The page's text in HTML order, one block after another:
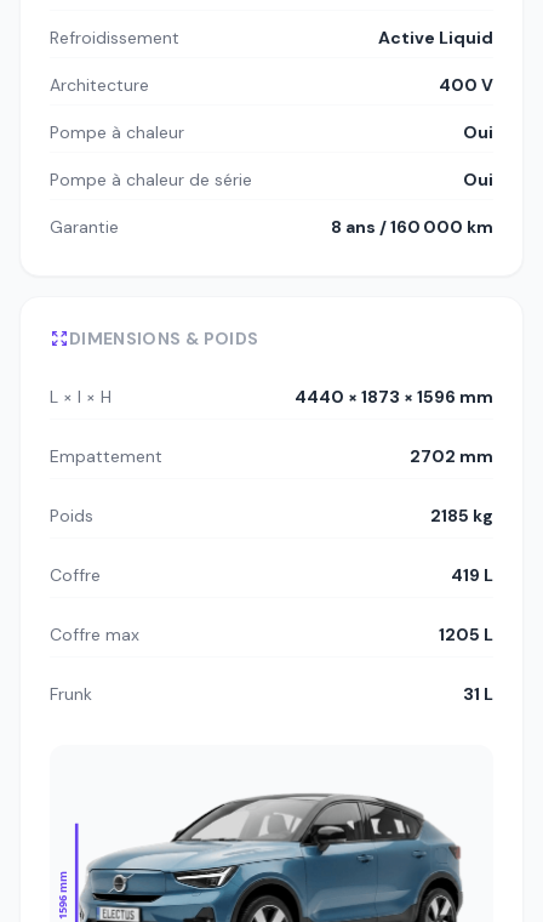
Refroidissement Active Liquid
Architecture 400 V
Pompe à chaleur Oui
Pompe à chaleur de série Oui
Garantie 8 ans / 160 000 km
DIMENSIONS & POIDS
L × l × H 4440 × 1873 × 1596 mm
Empattement 2702 mm
Poids 2185 kg
Coffre 419 L
Coffre max 1205 L
Frunk 31 L
1596 mm